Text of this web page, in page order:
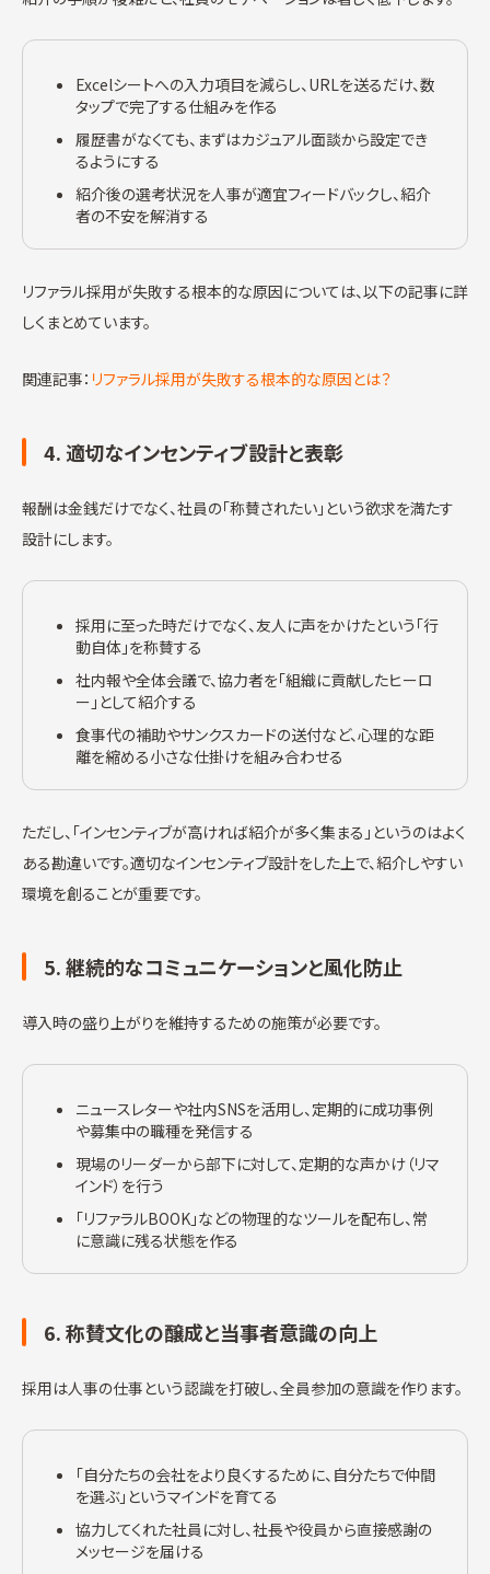
Excelシートへの入力項目を減らし、URLを送るだけ、数
タップで完了する仕組みを作る
履歴書がなくても、まずはカジュアル面談から設定でき
るようにする
紹介後の選考状況を人事が適宜フィードバックし、紹介
者の不安を解消する
リファラル採用が失敗する根本的な原因については、以下の記事に詳
しくまとめています。
関連記事： リファラル採用が失敗する根本的な原因とは？
4. 適切なインセンティブ設計と表彰
報酬は金銭だけでなく、社員の「称賛されたい」という欲求を満たす
設計にします。
採用に至った時だけでなく、友人に声をかけたという「行
動自体」を称賛する
社内報や全体会議で、協力者を「組織に貢献したヒーロ
ー」として紹介する
食事代の補助やサンクスカードの送付など、心理的な距
離を縮める小さな仕掛けを組み合わせる
ただし、「インセンティブが高ければ紹介が多く集まる」というのはよく
ある勘違いです。適切なインセンティブ設計をした上で、紹介しやすい
環境を創ることが重要です。
5. 継続的なコミュニケーションと風化防止
導入時の盛り上がりを維持するための施策が必要です。
ニュースレターや社内SNSを活用し、定期的に成功事例
や募集中の職種を発信する
現場のリーダーから部下に対して、定期的な声かけ（リマ
インド）を行う
「リファラルBOOK」などの物理的なツールを配布し、常
に意識に残る状態を作る
6. 称賛文化の醸成と当事者意識の向上
採用は人事の仕事という認識を打破し、全員参加の意識を作ります。
「自分たちの会社をより良くするために、自分たちで仲間
を選ぶ」というマインドを育てる
協力してくれた社員に対し、社長や役員から直接感謝の
メッセージを届ける